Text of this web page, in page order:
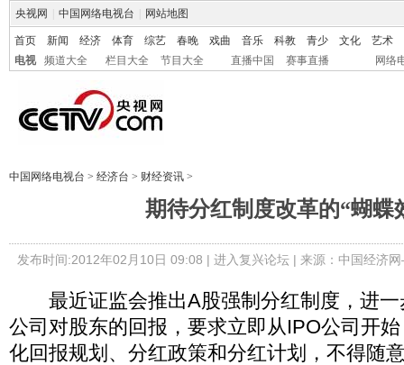
央视网 中国网络电视台 网站地图
首页 新闻 经济 体育 综艺 春晚 戏曲 音乐 科教 青少 文化
艺术
电视
频道大全 栏目大全 节目大全 直播中国 赛事直播 网络
中国网络电视台 > 经济台 > 财经资讯 >
期待分红制度改革的“蝴蝶
发布时间:2012年02月10日 09:08 | 进入复兴论坛| 来源：中国经济
最近证监会推出A股强制分红制度，进一
公司对股东的回报，要求立即从IPO公司开
化回报规划、分红政策和分红计划，不得随